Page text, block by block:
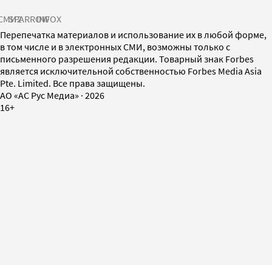
SPARROWINFOX
Перепечатка материалов и использование их в любой форме,
в том числе и в электронных СМИ, возможны только с
письменного разрешения редакции. Товарный знак Forbes
является исключительной собственностью Forbes Media Asia
Pte. Limited. Все права защищены.
AO «АС Рус Медиа» · 2026
16+